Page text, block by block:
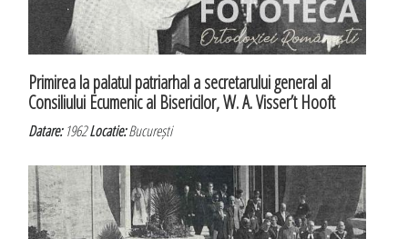
Primirea la palatul patriarhal a secretarului general al
Consiliului Ecumenic al Bisericilor, W. A. Visser’t Hooft
Datare:1962Locatie:București